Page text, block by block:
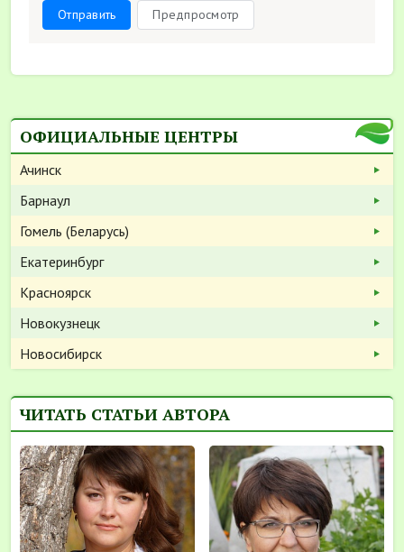
Отправить Предпросмотр
ОФИЦИАЛЬНЫЕ ЦЕНТРЫ
Ачинск
Барнаул
Гомель (Беларусь)
Екатеринбург
Красноярск
Новокузнецк
Новосибирск
ЧИТАТЬ СТАТЬИ АВТОРА